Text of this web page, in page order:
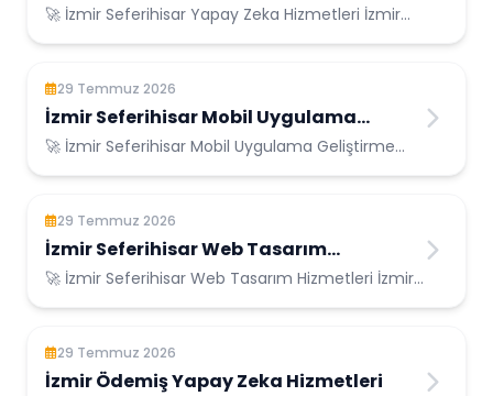
🚀 İzmir Seferihisar Yapay Zeka Hizmetleri İzmir
29 Temmuz 2026
İzmir Seferihisar Mobil Uygulama
Geliştirme
🚀 İzmir Seferihisar Mobil Uygulama Geliştirme
29 Temmuz 2026
İzmir Seferihisar Web Tasarım
Hizmetleri
🚀 İzmir Seferihisar Web Tasarım Hizmetleri İzmir
29 Temmuz 2026
İzmir Ödemiş Yapay Zeka Hizmetleri